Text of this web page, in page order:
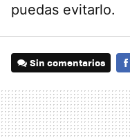
puedas evitarlo.
Sin comentarios